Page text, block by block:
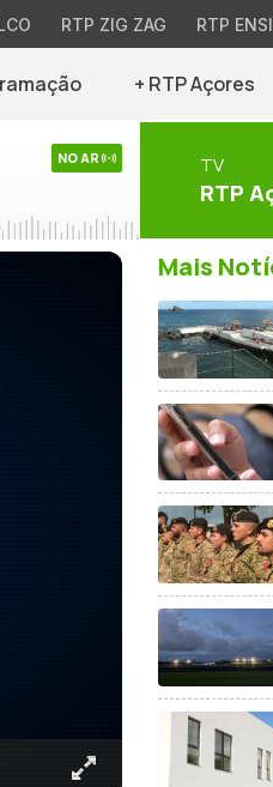
RTP ZIG ZAG RTP
+ RTP Açores
NO AR TV
RTP
Mais